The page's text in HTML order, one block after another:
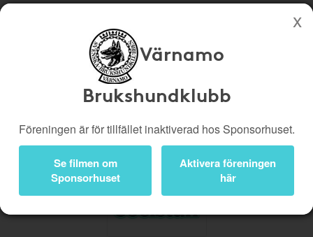
Köp genom denna sida stöttar Värnamo Brukshundklubb
Bli medlem
Logga in
Värnamo
Brukshundklubb
Föreningen är för tillfället inaktiverad hos Sponsorhuset.
Se filmen om
Sponsorhuset
Aktivera föreningen
här